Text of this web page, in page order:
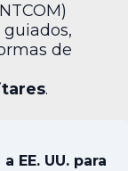
de
.
EE. UU. para